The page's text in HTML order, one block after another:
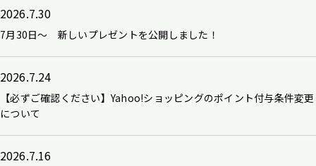
2026.7.30
7月30日～ 新しいプレゼントを公開しました！
2026.7.24
【必ずご確認ください】Yahoo!ショッピングのポイント付与条件変更
について
2026.7.16